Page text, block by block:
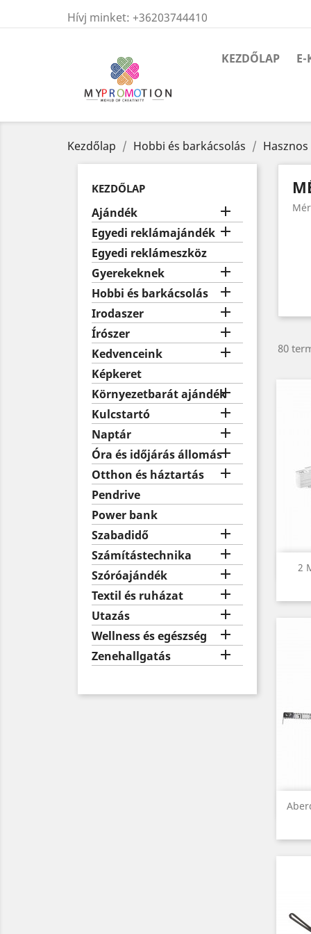
Hívj minket: +36203744410
KEZDŐLAP E-
Kezdőlap Hobbi és barkácsolás
KEZDŐLAP
Ajándék 
Egyedi reklámajándék 
Egyedi reklámeszköz
Gyerekeknek

Hobbi és barkácsolás 
Irodaszer 
Írószer 
Kedvenceink 
Képkeret
Környezetbarát ajándék

Kulcstartó 
Naptár 
Óra és időjárás állomás
Otthon és háztartás 
Pendrive
Power bank
Szabadidő

Számítástechnika 
Szóróajándék 
Textil és ruházat 
Utazás 
Wellness és egészség 
Zenehallgatás 
80
2